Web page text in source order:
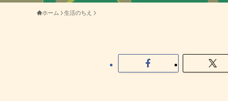
ホーム 生活のちえ